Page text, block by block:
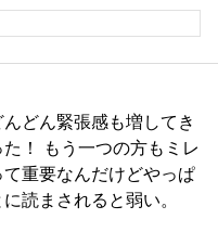
どん緊張感も増してき
！ もう一つの方もミレ
重要なんだけどやっぱ
読まされると弱い。